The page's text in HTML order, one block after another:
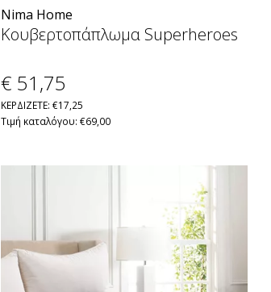
Nima Home
Κουβερτοπάπλωμα Superheroes
€ 51 ,75
ΚΕΡΔΙΖΕΤΕ: €17,25
Τιμή καταλόγου: €69,00